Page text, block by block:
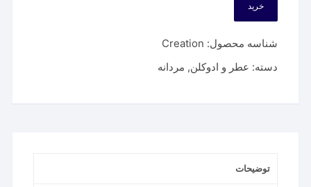
خرید
شناسه محصول: Creation
دسته: عطر و ادوکلن, مردانه
توضیحات